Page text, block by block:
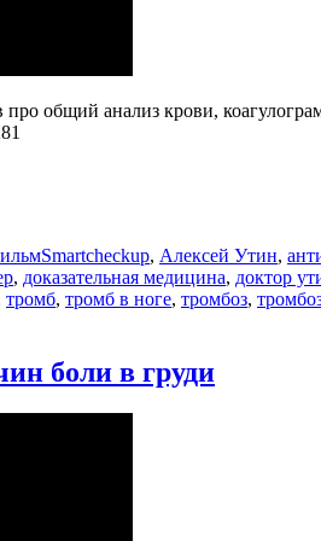
про общий анализ крови,
Метки
Smartcheckup, Алексей Утин,
, доказательная медицина, доктор
тромб, тромб в ноге, тромбоз,
боли в груди